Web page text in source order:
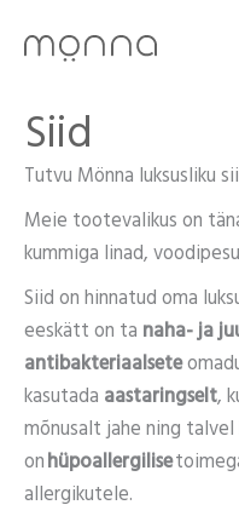
content
Siid
Tutvu Mönna luksusliku
Meie tootevalikus on
kummiga linad,
Siid on hinnatud oma
eeskätt on ta naha- ja
antibakteriaalsete
kasutada aastaringselt,
mõnusalt jahe ning
onhüpoallergilise
allergikutele.